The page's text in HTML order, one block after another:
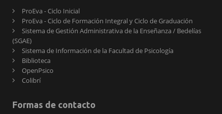
ProEva - Ciclo Inicial
ProEva - Ciclo de Formación Integral y Ciclo de Graduación
Sistema de Gestión Administrativa de la Enseñanza / Bedelías
(SGAE)
Sistema de Información de la Facultad de Psicología
Biblioteca
OpenPsico
Colibrí
Formas de contacto